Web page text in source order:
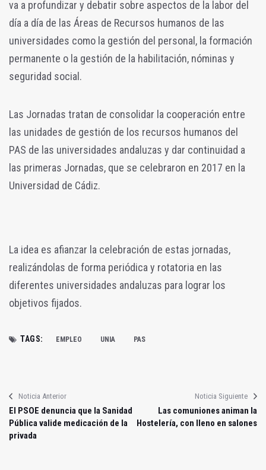
va a profundizar y debatir sobre aspectos de la labor del
día a día de las Áreas de Recursos humanos de las
universidades como la gestión del personal, la formación
permanente o la gestión de la habilitación, nóminas y
seguridad social.
Las Jornadas tratan de consolidar la cooperación entre
las unidades de gestión de los recursos humanos del
PAS de las universidades andaluzas y dar continuidad a
las primeras Jornadas, que se celebraron en 2017 en la
Universidad de Cádiz.
La idea es afianzar la celebración de estas jornadas,
realizándolas de forma periódica y rotatoria en las
diferentes universidades andaluzas para lograr los
objetivos fijados.
TAGS: EMPLEO UNIA PAS
Noticia Anterior
El PSOE denuncia que la Sanidad
Pública valide medicación de la
privada
Noticia Siguiente
Las comuniones animan la
Hostelería, con lleno en salones